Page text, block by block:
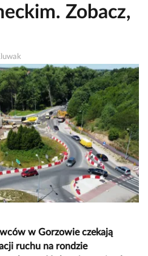
Zobacz,
w Gorzowie czekają
ruchu na rondzie